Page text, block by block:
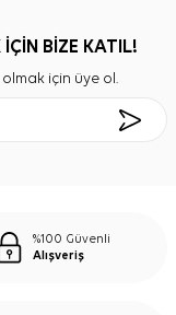
İÇİN BİZE KATIL!
için üye ol.
%100 Güvenli
Alışveriş